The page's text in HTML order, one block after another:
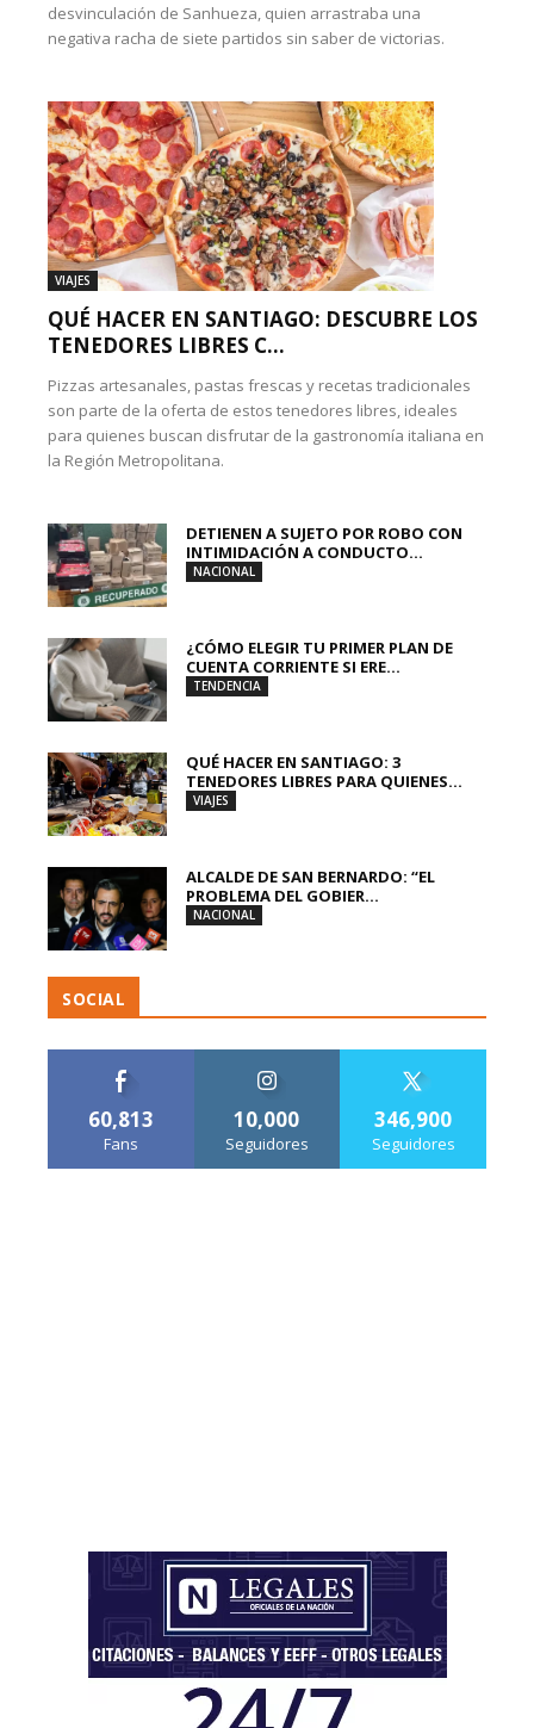
desvinculación de Sanhueza, quien arrastraba una
negativa racha de siete partidos sin saber de victorias.
VIAJES
QUÉ HACER EN SANTIAGO: DESCUBRE LOS
TENEDORES LIBRES C...
Pizzas artesanales, pastas frescas y recetas tradicionales
son parte de la oferta de estos tenedores libres, ideales
para quienes buscan disfrutar de la gastronomía italiana en
la Región Metropolitana.
DETIENEN A SUJETO POR ROBO CON
INTIMIDACIÓN A CONDUCTO...
NACIONAL
¿CÓMO ELEGIR TU PRIMER PLAN DE
CUENTA CORRIENTE SI ERE...
TENDENCIA
QUÉ HACER EN SANTIAGO: 3
TENEDORES LIBRES PARA QUIENES...
VIAJES
ALCALDE DE SAN BERNARDO: “EL
PROBLEMA DEL GOBIER...
NACIONAL
SOCIAL
60,813
Fans
10,000
Seguidores
346,900
Seguidores